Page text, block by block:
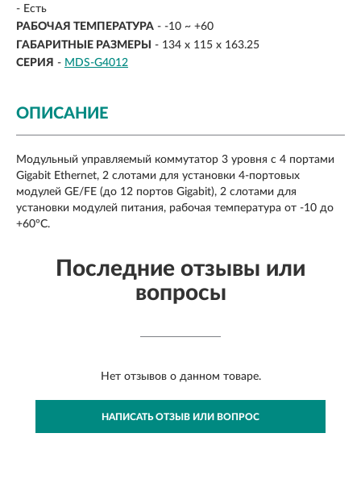
- Есть
РАБОЧАЯ ТЕМПЕРАТУРА - -10 ~ +60
ГАБАРИТНЫЕ РАЗМЕРЫ
- 134 x 115 x 163.25
СЕРИЯ - MDS-G4012
ОПИСАНИЕ
Модульный управляемый коммутатор 3 уровня с 4 портами
Gigabit Ethernet, 2 слотами для установки 4-портовых
модулей GE/FE (до 12 портов Gigabit), 2 слотами для
установки модулей питания, рабочая температура от -10 до
+60°C.
Последние отзывы или
вопросы
Нет отзывов о данном товаре.
НАПИСАТЬ ОТЗЫВ ИЛИ ВОПРОС